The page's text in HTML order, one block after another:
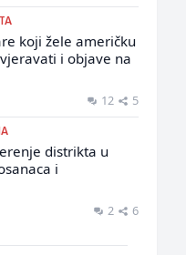
koji žele američku
i objave na
12 5
distrikta u
i
2 6